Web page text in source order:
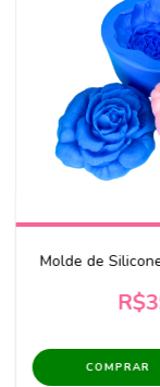
Molde de